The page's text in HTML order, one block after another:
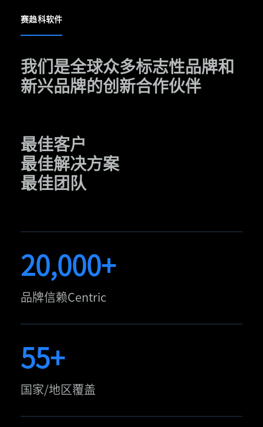
赛趋科软件
我们是全球众多标志性品牌和
新兴品牌的创新合作伙伴
最佳客户
最佳解决方案
最佳团队
20,000+
品牌信赖Centric
55+
国家/地区覆盖